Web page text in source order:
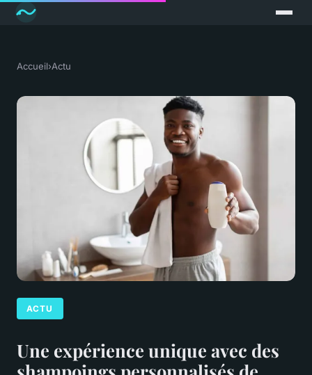
Accueil›Actu
ACTU
Une expérience unique avec des